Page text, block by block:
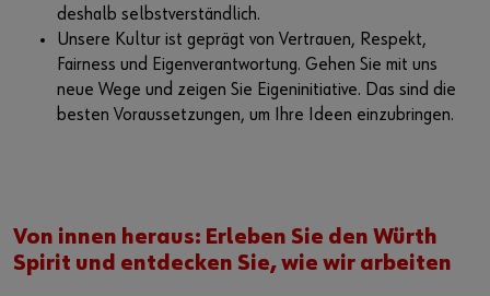
deshalb selbstverständlich.
Unsere Kultur ist geprägt von Vertrauen, Respekt,
Fairness und Eigenverantwortung. Gehen Sie mit uns
neue Wege und zeigen Sie Eigeninitiative. Das sind die
besten Voraussetzungen, um Ihre Ideen einzubringen.
Von innen heraus: Erleben Sie den Würth
Spirit und entdecken Sie, wie wir arbeiten